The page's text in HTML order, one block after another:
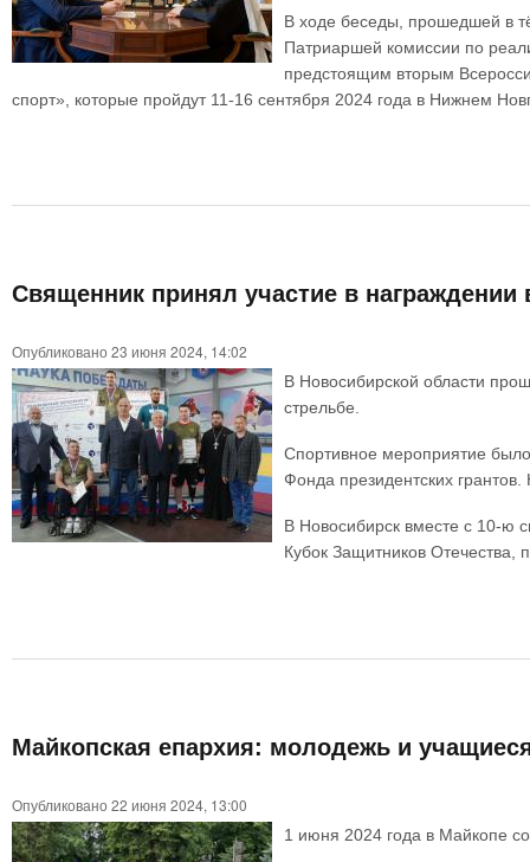
В ходе беседы, прошедшей в
Патриаршей комиссии по
предстоящим вторым
спорт», которые пройдут 11-16 сентября 2024 года в Нижнем
Священник принял участие в
Опубликовано 23 июня 2024, 14:02
В Новосибирской области
стрельбе.
Спортивное мероприятие
Фонда президентских
В Новосибирск вместе с 10-ю
Кубок Защитников Отечества,
Майкопская епархия: молодежь и
Опубликовано 22 июня 2024, 13:00
1 июня 2024 года в Майкопе